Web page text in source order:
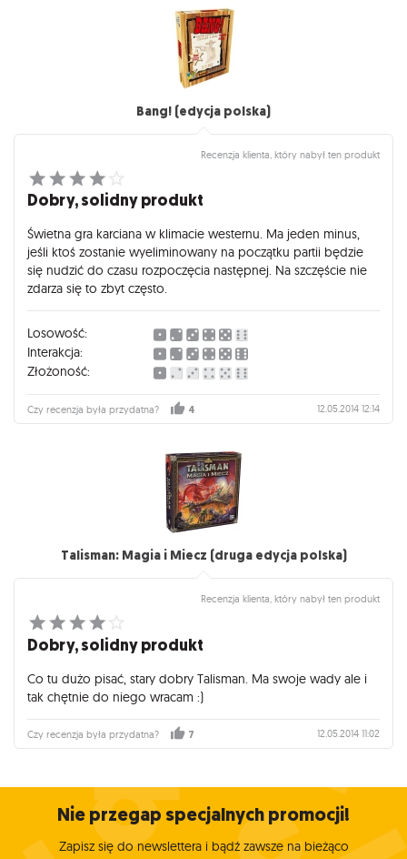
Bang! (edycja polska)
Recenzja klienta, który nabył ten produkt
Dobry, solidny produkt
Świetna gra karciana w klimacie westernu. Ma jeden minus,
jeśli ktoś zostanie wyeliminowany na początku partii będzie
się nudzić do czasu rozpoczęcia następnej. Na szczęście nie
zdarza się to zbyt często.
Losowość:
Interakcja:
Złożoność:
Czy recenzja była przydatna? 4 12.05.2014 12:14
Talisman: Magia i Miecz (druga edycja polska)
Recenzja klienta, który nabył ten produkt
Dobry, solidny produkt
Co tu dużo pisać, stary dobry Talisman. Ma swoje wady ale i
tak chętnie do niego wracam :)
Czy recenzja była przydatna? 7 12.05.2014 11:02
Nie przegap specjalnych promocji!
Zapisz się do newslettera i bądź zawsze na bieżąco